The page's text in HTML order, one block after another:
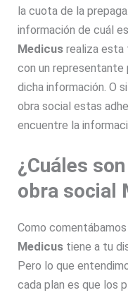
la cuota de la
información de cuál
Medicus realiza esta
con un representante
dicha información. O
obra social estas
encuentre la
¿Cuáles
obra social
Como
Medicus tiene a tu
Pero lo que
cada plan es que los